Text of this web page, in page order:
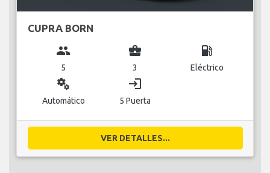
CUPRA BORN
group
5
business_center
3
local_gas_station
Eléctrico
miscellaneous_services
Automático
login
5 Puerta
VER DETALLES...